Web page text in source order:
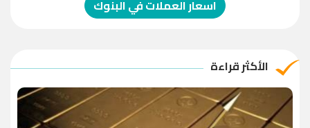
الريال القطري
الدينار الأردني
-1.0000
-1.0000
اسعار العملات في البنوك
الأكثر قراءة